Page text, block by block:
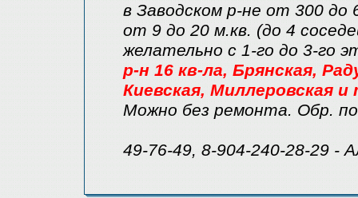
в Заводском р-не от 300 до
от 9 до 20 м.кв. (до 4
желательно с 1-го до 3-го
р-н 16 кв-ла, Брянская,
Киевская, Миллеровская и
Можно без ремонта. Обр.
49-76-49, 8-904-240-28-29 -